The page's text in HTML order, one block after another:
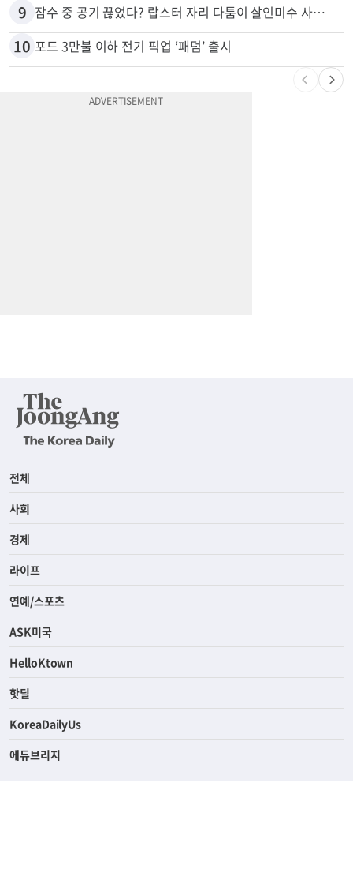
9 잠수 중 공기 끊었다? 랍스터 자리 다툼이 살인미수 사건으로
10 포드 3만불 이하 전기 픽업 ‘패덤’ 출시
전체
사회
경제
라이프
연예/스포츠
ASK미국
HelloKtown
핫딜
KoreaDailyUs
에듀브리지
생활영어